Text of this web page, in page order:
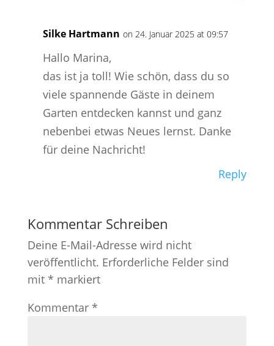
Silke Hartmann on 24. Januar 2025 at 09:57
Hallo Marina,
das ist ja toll! Wie schön, dass du so
viele spannende Gäste in deinem
Garten entdecken kannst und ganz
nebenbei etwas Neues lernst. Danke
für deine Nachricht!
Reply
Kommentar Schreiben
Deine E-Mail-Adresse wird nicht
veröffentlicht. Erforderliche Felder sind
mit * markiert
Kommentar *